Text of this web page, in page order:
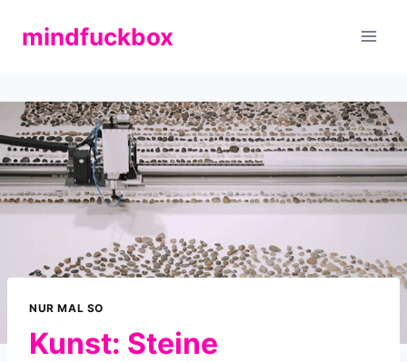
Inhaltmindfuckbox
NUR MAL SO
Kunst: Steine